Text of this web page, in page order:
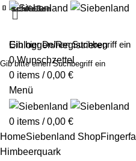
Einloggen/Registrieren
0Wunschzettel
0 items / 0,00 €
Menü
0 items / 0,00 €
HomeSiebenland Shop
Himbeerquark
schließen
schließen
schließen
schließen
schließen
schließen
schließen
schließen
schließen
schließen
schließen
schließen
schließen
schließen
schließen
schließen
schließen
schließen
Gib bitte einen Suchbegriff ein